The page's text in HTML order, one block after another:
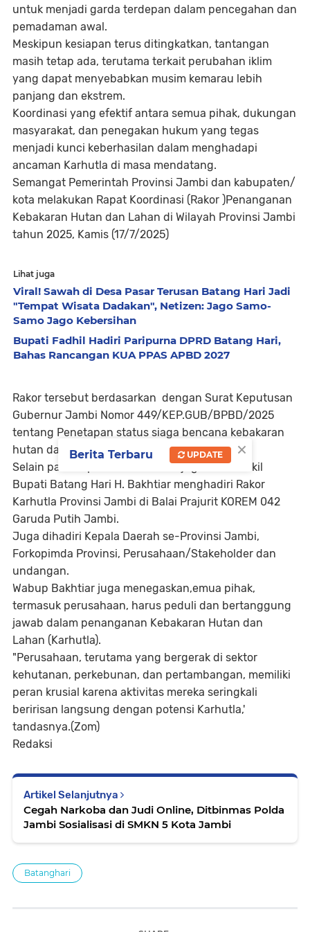
untuk menjadi garda terdepan dalam pencegahan dan
pemadaman awal.
Meskipun kesiapan terus ditingkatkan, tantangan
masih tetap ada, terutama terkait perubahan iklim
yang dapat menyebabkan musim kemarau lebih
panjang dan ekstrem.
Koordinasi yang efektif antara semua pihak, dukungan
masyarakat, dan penegakan hukum yang tegas
menjadi kunci keberhasilan dalam menghadapi
ancaman Karhutla di masa mendatang.
Semangat Pemerintah Provinsi Jambi dan kabupaten/
kota melakukan Rapat Koordinasi (Rakor )Penanganan
Kebakaran Hutan dan Lahan di Wilayah Provinsi Jambi
tahun 2025, Kamis (17/7/2025)
Lihat juga
Viral! Sawah di Desa Pasar Terusan Batang Hari Jadi
"Tempat Wisata Dadakan", Netizen: Jago Samo-
Samo Jago Kebersihan
Bupati Fadhil Hadiri Paripurna DPRD Batang Hari,
Bahas Rancangan KUA PPAS APBD 2027
Rakor tersebut berdasarkan dengan Surat Keputusan
Gubernur Jambi Nomor 449/KEP.GUB/BPBD/2025
tentang Penetapan status siaga bencana kebakaran
hutan dan lahan wilayah Provinsi Jambi.
Selain para bupati dan walikota, juga hadir Wakil
Bupati Batang Hari H. Bakhtiar menghadiri Rakor
Karhutla Provinsi Jambi di Balai Prajurit KOREM 042
Garuda Putih Jambi.
Juga dihadiri Kepala Daerah se-Provinsi Jambi,
Forkopimda Provinsi, Perusahaan/Stakeholder dan
undangan.
Wabup Bakhtiar juga menegaskan,emua pihak,
termasuk perusahaan, harus peduli dan bertanggung
jawab dalam penanganan Kebakaran Hutan dan
Lahan (Karhutla).
"Perusahaan, terutama yang bergerak di sektor
kehutanan, perkebunan, dan pertambangan, memiliki
peran krusial karena aktivitas mereka seringkali
beririsan langsung dengan potensi Karhutla,'
tandasnya.(Zom)
Redaksi
Artikel Selanjutnya
Cegah Narkoba dan Judi Online, Ditbinmas Polda
Jambi Sosialisasi di SMKN 5 Kota Jambi
Batanghari
×
Berita Terbaru UPDATE